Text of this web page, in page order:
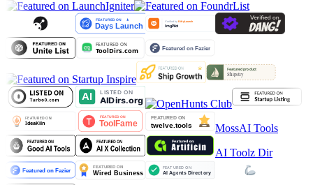
MossAI Tools
AI Toolz Dir